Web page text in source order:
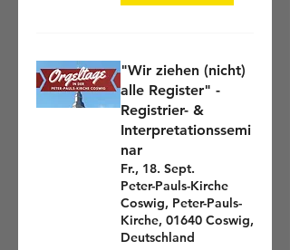
"Wir ziehen (nicht)
alle Register" -
Registrier- &
Interpretationssemi
nar
Fr., 18. Sept.
Peter-Pauls-Kirche
Coswig, Peter-Pauls-
Kirche, 01640 Coswig,
Deutschland